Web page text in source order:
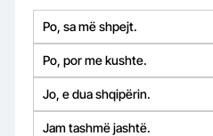
Po, sa më shpejt.
Po, por me kushte.
Jo, e dua shqipërin.
Jam tashmë jashtë.